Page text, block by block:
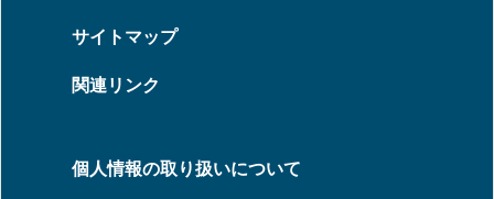
サイトマップ
関連リンク
個人情報の取り扱いについて